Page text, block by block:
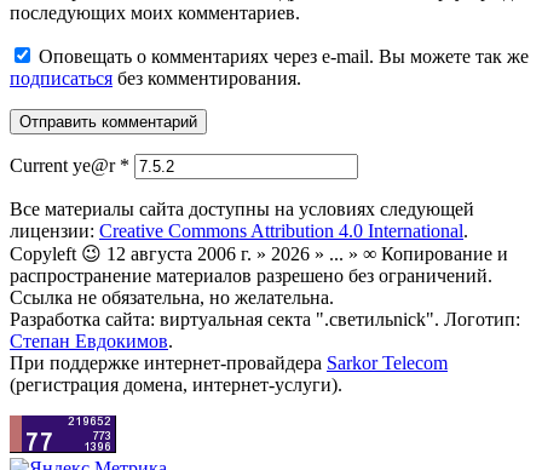
последующих моих комментариев.
Оповещать о комментариях через e-mail. Вы можете так же
подписаться без комментирования.
Current ye@r *
Все материалы сайта доступны на условиях следующей
лицензии: Creative Commons Attribution 4.0 International.
Copyleft 😉 12 августа 2006 г. » 2026 » ... » ∞ Копирование и
распространение материалов разрешено без ограничений.
Ссылка не обязательна, но желательна.
Разработка сайта: виртуальная секта ".светильnick". Логотип:
Степан Евдокимов.
При поддержке интернет-провайдера Sarkor Telecom
(регистрация домена, интернет-услуги).